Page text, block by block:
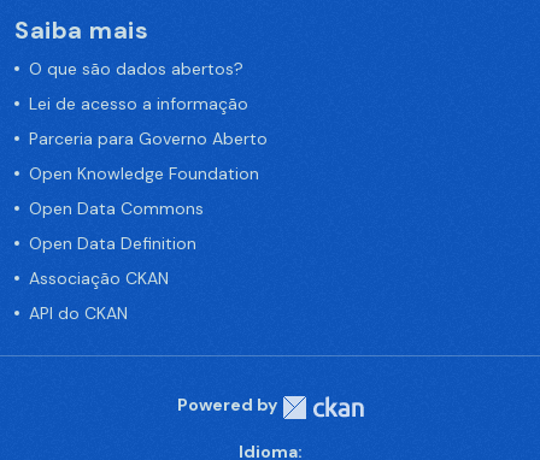
Saiba mais
O que são dados abertos?
Lei de acesso a informação
Parceria para Governo Aberto
Open Knowledge Foundation
Open Data Commons
Open Data Definition
Associação CKAN
API do CKAN
Powered by
Idioma